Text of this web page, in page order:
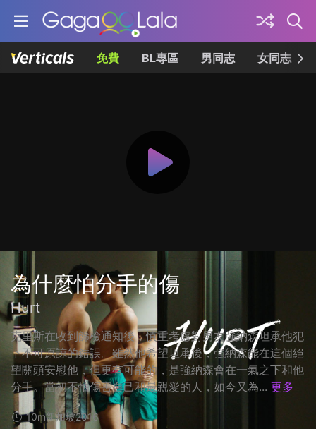
免費 BL專區 男同志 女同志
為什麼怕分手的傷
Hurt
克里斯在收到篩檢通知後，慎重考慮對男友強納森坦承他犯
下不可原諒的錯誤。雖然他希望坦承後，強納森能在這個絕
望關頭安慰他，但更有可能的，是強納森會在一氣之下和他
分手。當初不怕傷害自己和最親愛的人，如今又為... 更多
10m新加坡2016